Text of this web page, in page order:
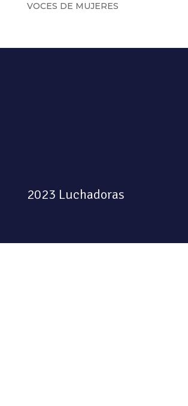
VOCES DE MUJERES
2023 Luchadoras